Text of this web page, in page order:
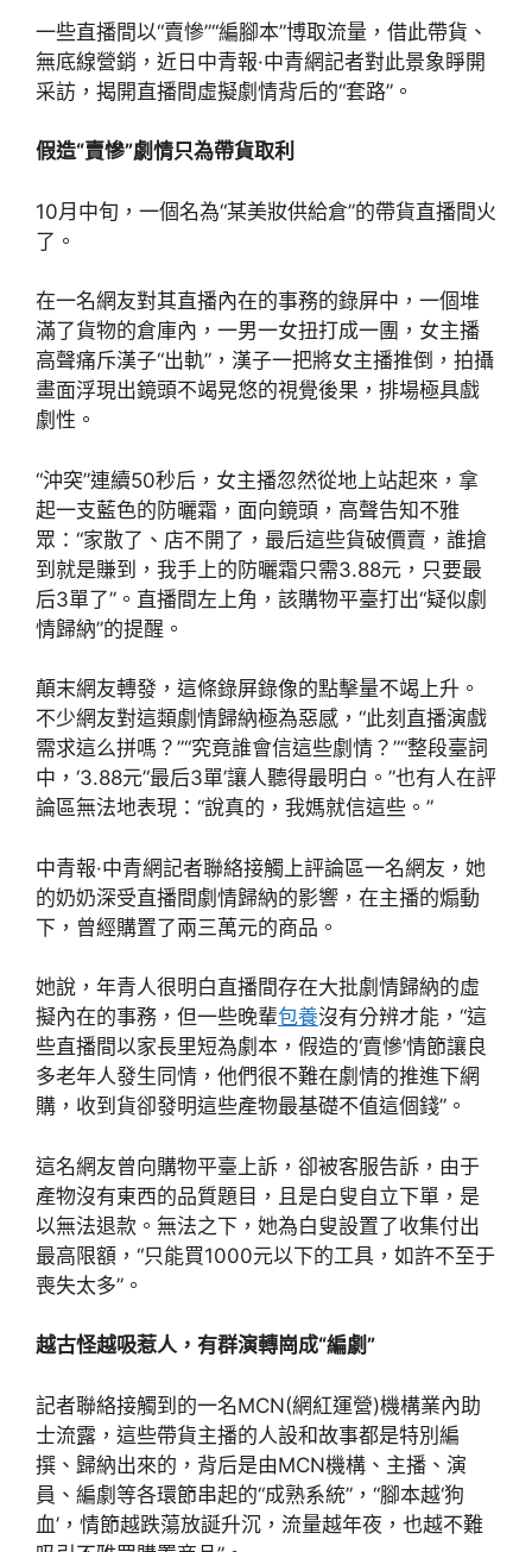
一些直播間以“賣慘”“編腳本”博取流量，借此帶貨、
無底線營銷，近日中青報·中青網記者對此景象睜開
采訪，揭開直播間虛擬劇情背后的“套路”。
假造“賣慘”劇情只為帶貨取利
10月中旬，一個名為“某美妝供給倉”的帶貨直播間火
了。
在一名網友對其直播內在的事務的錄屏中，一個堆
滿了貨物的倉庫內，一男一女扭打成一團，女主播
高聲痛斥漢子“出軌”，漢子一把將女主播推倒，拍攝
畫面浮現出鏡頭不竭晃悠的視覺後果，排場極具戲
劇性。
“沖突”連續50秒后，女主播忽然從地上站起來，拿
起一支藍色的防曬霜，面向鏡頭，高聲告知不雅
眾：“家散了、店不開了，最后這些貨破價賣，誰搶
到就是賺到，我手上的防曬霜只需3.88元，只要最
后3單了”。直播間左上角，該購物平臺打出“疑似劇
情歸納”的提醒。
顛末網友轉發，這條錄屏錄像的點擊量不竭上升。
不少網友對這類劇情歸納極為惡感，“此刻直播演戲
需求這么拼嗎？”“究竟誰會信這些劇情？”“整段臺詞
中，‘3.88元’‘最后3單’讓人聽得最明白。”也有人在評
論區無法地表現：“說真的，我媽就信這些。”
中青報·中青網記者聯絡接觸上評論區一名網友，她
的奶奶深受直播間劇情歸納的影響，在主播的煽動
下，曾經購置了兩三萬元的商品。
她說，年青人很明白直播間存在大批劇情歸納的虛
擬內在的事務，但一些晚輩包養沒有分辨才能，“這
些直播間以家長里短為劇本，假造的‘賣慘’情節讓良
多老年人發生同情，他們很不難在劇情的推進下網
購，收到貨卻發明這些產物最基礎不值這個錢”。
這名網友曾向購物平臺上訴，卻被客服告訴，由于
產物沒有東西的品質題目，且是白叟自立下單，是
以無法退款。無法之下，她為白叟設置了收集付出
最高限額，“只能買1000元以下的工具，如許不至于
喪失太多”。
越古怪越吸惹人，有群演轉崗成“編劇”
記者聯絡接觸到的一名MCN(網紅運營)機構業內助
士流露，這些帶貨主播的人設和故事都是特別編
撰、歸納出來的，背后是由MCN機構、主播、演
員、編劇等各環節串起的“成熟系統”，“腳本越‘狗
血’，情節越跌蕩放誕升沉，流量越年夜，也越不難